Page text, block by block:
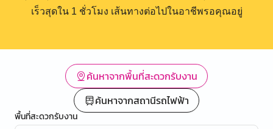
เร็วสุดใน 1 ชั่วโมง เส้นทางต่อไปในอาชีพรอคุณอยู่
ค้นหาจากพื้นที่สะดวกรับงาน
ค้นหาจากสถานีรถไฟฟ้า
พื้นที่สะดวกรับงาน